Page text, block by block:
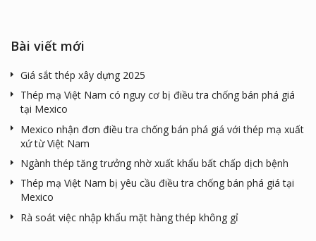
Bài viết mới
Giá sắt thép xây dựng 2025
Thép mạ Việt Nam có nguy cơ bị điều tra chống bán phá giá
tại Mexico
Mexico nhận đơn điều tra chống bán phá giá với thép mạ xuất
xứ từ Việt Nam
Ngành thép tăng trưởng nhờ xuất khẩu bất chấp dịch bệnh
Thép mạ Việt Nam bị yêu cầu điều tra chống bán phá giá tại
Mexico
Rà soát việc nhập khẩu mặt hàng thép không gỉ